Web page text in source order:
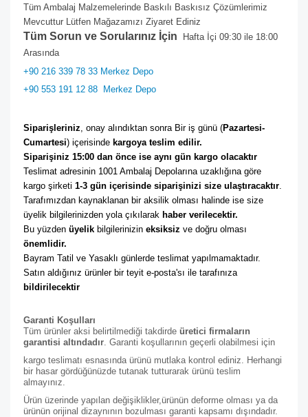
Tüm Ambalaj Malzemelerinde Baskılı Baskısız Çözümlerimiz
Mevcuttur Lütfen Mağazamızı Ziyaret Ediniz
Tüm Sorun ve Sorularınız İçin Hafta İçi 09:30 ile 18:00
Arasında
+90 216 339 78 33 Merkez Depo
+90 553 191 12 88 Merkez Depo
Siparişleriniz , onay alındıktan sonra Bir iş günü (Pazartesi-
Cumartesi) içerisinde kargoya teslim edilir.
Siparişiniz 15:00 dan önce ise aynı gün kargo olacaktır
Teslimat adresinin 1001 Ambalaj Depolarına uzaklığına göre
kargo şirketi 1-3 gün içerisinde siparişinizi size ulaştıracaktır
Tarafımızdan kaynaklanan bir aksilik olması halinde ise size
üyelik bilgilerinizden yola çıkılarak haber verilecektir.
Bu yüzden üyelik bilgilerinizin eksiksiz
önemlidir.
Bayram Tatil ve Yasaklı günlerde teslimat yapılmamaktadır.
bildirilecektir
Garanti Koşulları
Tüm ürünler aksi belirtilmediği takdirde üretici firmaların
garantisi altındadır . Garanti koşullarının geçerli olabilmesi için
kargo teslimatı esnasında ürünü mutlaka kontrol ediniz. Herhangi
bir hasar gördüğünüzde tutanak tutturarak ürünü teslim
almayınız.
Ürün üzerinde yapılan değişiklikler,ürünün deforme olması ya da
ürünün orijinal dizaynının bozulması garanti kapsamı dışındadır.